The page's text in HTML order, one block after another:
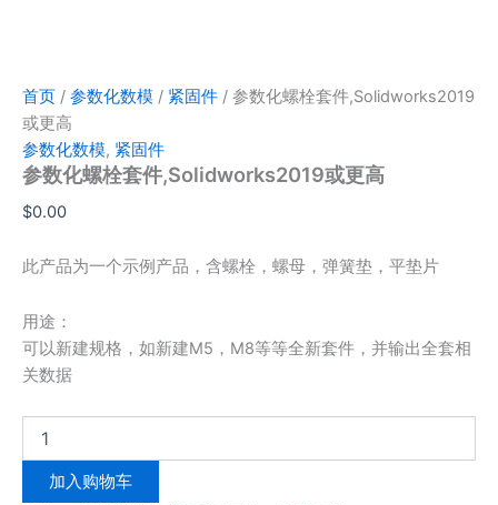
首页 / 参数化数模 / 紧固件 / 参数化螺栓套件,Solidworks2019
或更高
参数化数模, 紧固件
参数化螺栓套件,Solidworks2019或更高
$0.00
此产品为一个示例产品，含螺栓，螺母，弹簧垫，平垫片
用途：
可以新建规格，如新建M5，M8等等全新套件，并输出全套相
关数据
加入购物车